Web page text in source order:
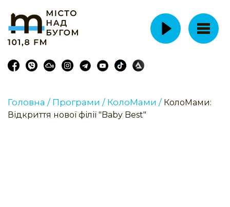
Головна / Програми / КолоМами / КолоМами:
Відкриття нової філії "Baby Best"